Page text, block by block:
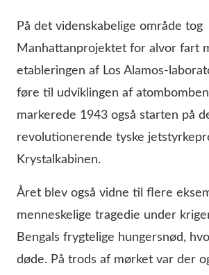
På det videnskabelige område tog
Manhattanprojektet for alvor fart
etableringen af Los Alamos-
føre til udviklingen af
markerede 1943 også starten på
revolutionerende tyske
Krystalkabinen.
Året blev også vidne til flere
menneskelige tragedie under
Bengals frygtelige hungersnød,
døde. På trods af mørket var der